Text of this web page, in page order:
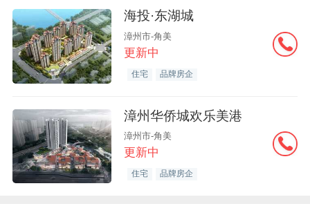
海投·东湖城
漳州市-角美
更新中
住宅 品牌房企
漳州华侨城欢乐美港
漳州市-角美
更新中
住宅 品牌房企